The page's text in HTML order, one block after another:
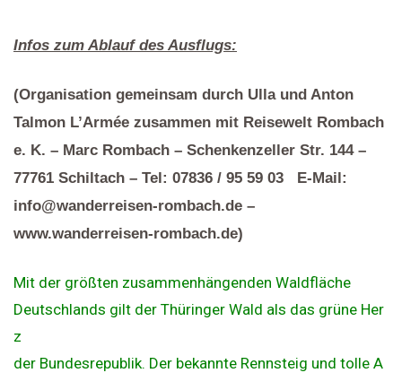
Infos zum Ablauf des Ausflugs:
(Organisation gemeinsam durch Ulla und Anton
Talmon L’Armée zusammen mit Reisewelt Rombach
e. K. – Marc Rombach – Schenkenzeller Str. 144 –
77761 Schiltach – Tel: 07836 / 95 59 03 E‐Mail:
info@wanderreisen‐rombach.de –
www.wanderreisen‐rombach.de)
Mit der größten zusammenhängenden Waldfläche
Deutschlands gilt der Thüringer Wald als das grüne Her
z
der Bundesrepublik. Der bekannte Rennsteig und tolle A